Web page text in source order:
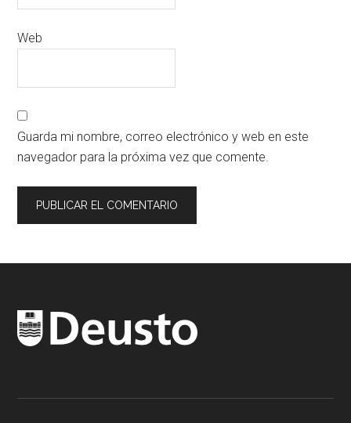
Web
Guarda mi nombre, correo electrónico y web en este
navegador para la próxima vez que comente.